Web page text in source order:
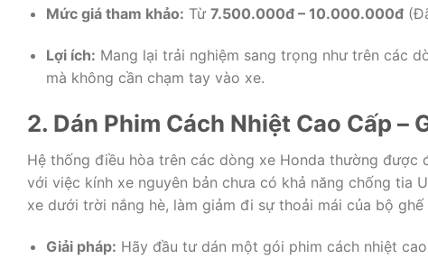
Mức giá tham khảo: Từ 7.500.000đ – 10.000.000đ
Lợi ích: Mang lại trải nghiệm sang trọng như trên các
mà không cần chạm tay vào xe.
2. Dán Phim Cách Nhiệt Cao Cấp –
Hệ thống điều hòa trên các dòng xe Honda thường được
với việc kính xe nguyên bản chưa có khả năng chống tia
xe dưới trời nắng hè, làm giảm đi sự thoải mái của bộ
Giải pháp: Hãy đầu tư dán một gói phim cách nhiệt